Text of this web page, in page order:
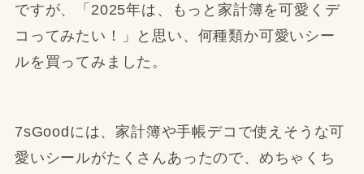
ですが、「2025年は、もっと家計簿を可愛くデ
コってみたい！」と思い、何種類か可愛いシー
ルを買ってみました。
7sGoodには、家計簿や手帳デコで使えそうな可
愛いシールがたくさんあったので、めちゃくち